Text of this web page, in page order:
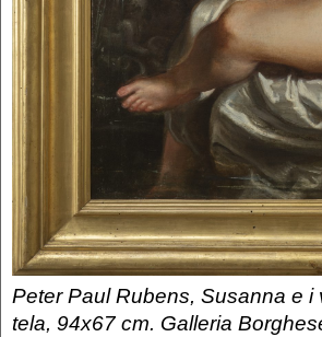
Peter Paul Rubens, Susanna e
tela, 94x67 cm. Galleria